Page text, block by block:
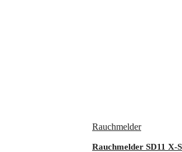
Rauchmelder
Rauchmelder SD11 X-